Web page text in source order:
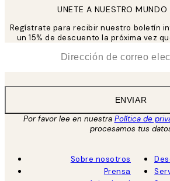
UNETE A NUESTRO MUNDO
Regístrate para recibir nuestro boletín
un 15% de descuento la próxima vez
ENVIAR
Por favor lee en nuestra Política de
procesamos tus
Sobre nosotros
Prensa